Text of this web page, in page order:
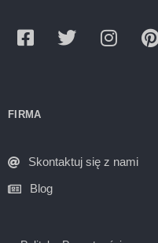
FIRMA
Skontaktuj się z nami
Blog